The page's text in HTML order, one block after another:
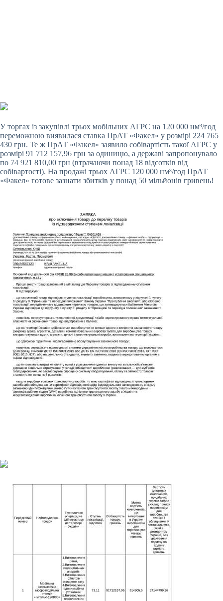
У торгах із закупівлі трьох мобільних АГРС на 120 000 нм³/год
переможною виявилася ставка ПрАТ «Факел» у розмірі 224 765
430 грн. Те ж ПрАТ «Факел» заявило собівартість такої АГРС у
розмірі 91 712 157,96 грн за одиницю, а державі запропонувало
по 74 921 810,00 грн (втрачаючи понад 18 відсотків від
собівартості). На продажі трьох АГРС 120 000 нм³/год ПрАТ
«Факел» готове зазнати збитків у понад 50 мільйонів гривень!